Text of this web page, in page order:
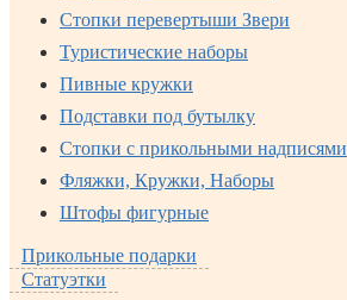
Стопки перевертыши Звери
Туристические наборы
Пивные кружки
Подставки под бутылку
Стопки с прикольными надписями
Фляжки, Кружки, Наборы
Штофы фигурные
Прикольные подарки
Статуэтки